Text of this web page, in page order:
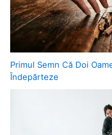
Primul Semn Că Doi
Îndepărteze